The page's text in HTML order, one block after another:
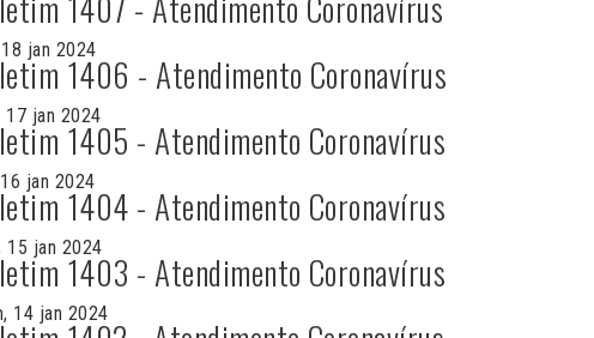
jan 2024
1406 - Atendimento Coronavírus
17 jan 2024
1405 - Atendimento Coronavírus
jan 2024
1404 - Atendimento Coronavírus
15 jan 2024
1403 - Atendimento Coronavírus
14 jan 2024